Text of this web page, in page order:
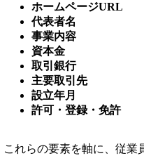
ホームページURL
代表者名
事業内容
資本金
取引銀行
主要取引先
設立年月
許可・登録・免許
これらの要素を軸に、従業